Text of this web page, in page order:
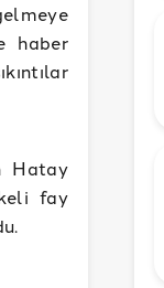
haber
Hatay
fay